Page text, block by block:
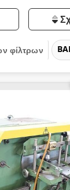
φίλτρων